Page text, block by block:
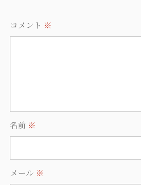
コメント ※
名前 ※
メール ※